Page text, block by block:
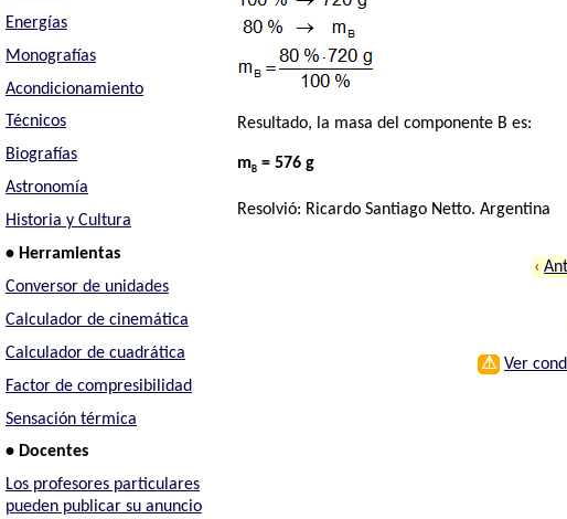
Energías
Monografías
Acondicionamiento
Técnicos
Biografías
Astronomía
Historia y Cultura
• Herramientas
Conversor de unidades
Calculador de cinemática
Calculador de cuadrática
Factor de compresibilidad
Sensación térmica
• Docentes
Los profesores particulares
pueden publicar su anuncio
Resultado, la masa del componente B es:
mB = 576 g
Resolvió: Ricardo Santiago Netto. Argentina
‹
⚠ Ver